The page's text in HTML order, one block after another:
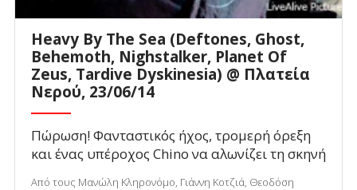
Heavy By The Sea (Deftones, Ghost,
Behemoth, Nighstalker, Planet Of
Zeus, Tardive Dyskinesia) @ Πλατεία
Νερού, 23/06/14
Πώρωση! Φανταστικός ήχος, τρομερή όρεξη
και ένας υπέροχος Chino να αλωνίζει τη σκηνή
Από τους Μανώλη Κληρονόμο, Γιάννη Κοτζιά, Θεοδόση